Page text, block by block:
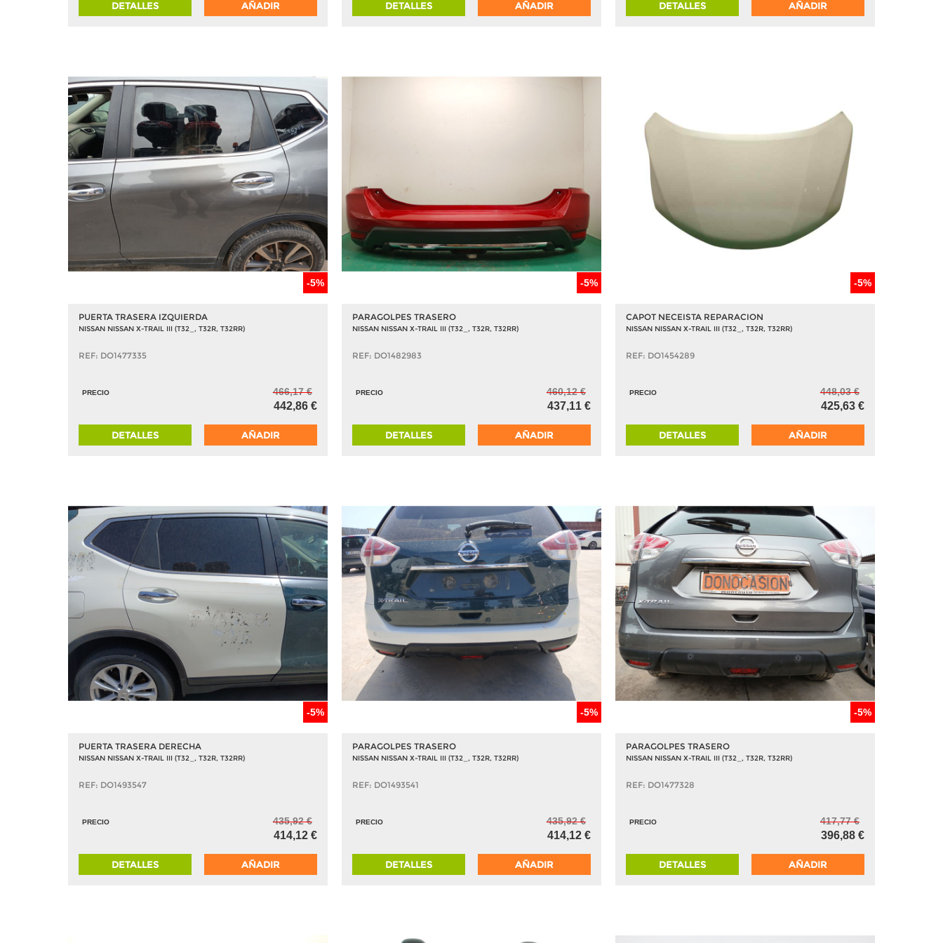
DETALLES AÑADIR DETALLES AÑADIR DETALLES AÑADIR
-5%
PUERTA TRASERA IZQUIERDA
NISSAN NISSAN X-TRAIL III (T32_, T32R, T32RR)
REF: DO1477335
PRECIO 466,17 €
442,86 €
DETALLES AÑADIR
-5%
PARAGOLPES TRASERO
NISSAN NISSAN X-TRAIL III (T32_, T32R, T32RR)
REF: DO1482983
PRECIO 460,12 €
437,11 €
DETALLES AÑADIR
-5%
CAPOT NECEISTA REPARACION
NISSAN NISSAN X-TRAIL III (T32_, T32R, T32RR)
REF: DO1454289
PRECIO 448,03 €
425,63 €
DETALLES AÑADIR
-5%
PUERTA TRASERA DERECHA
NISSAN NISSAN X-TRAIL III (T32_, T32R, T32RR)
REF: DO1493547
PRECIO 435,92 €
414,12 €
DETALLES AÑADIR
-5%
PARAGOLPES TRASERO
NISSAN NISSAN X-TRAIL III (T32_, T32R, T32RR)
REF: DO1493541
PRECIO 435,92 €
414,12 €
DETALLES AÑADIR
-5%
PARAGOLPES TRASERO
NISSAN NISSAN X-TRAIL III (T32_, T32R, T32RR)
REF: DO1477328
PRECIO 417,77 €
396,88 €
DETALLES AÑADIR